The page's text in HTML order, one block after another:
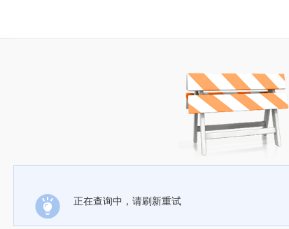
正在查询中，请刷新重试